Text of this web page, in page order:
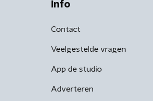
Info
Contact
Veelgestelde vragen
App de studio
Adverteren